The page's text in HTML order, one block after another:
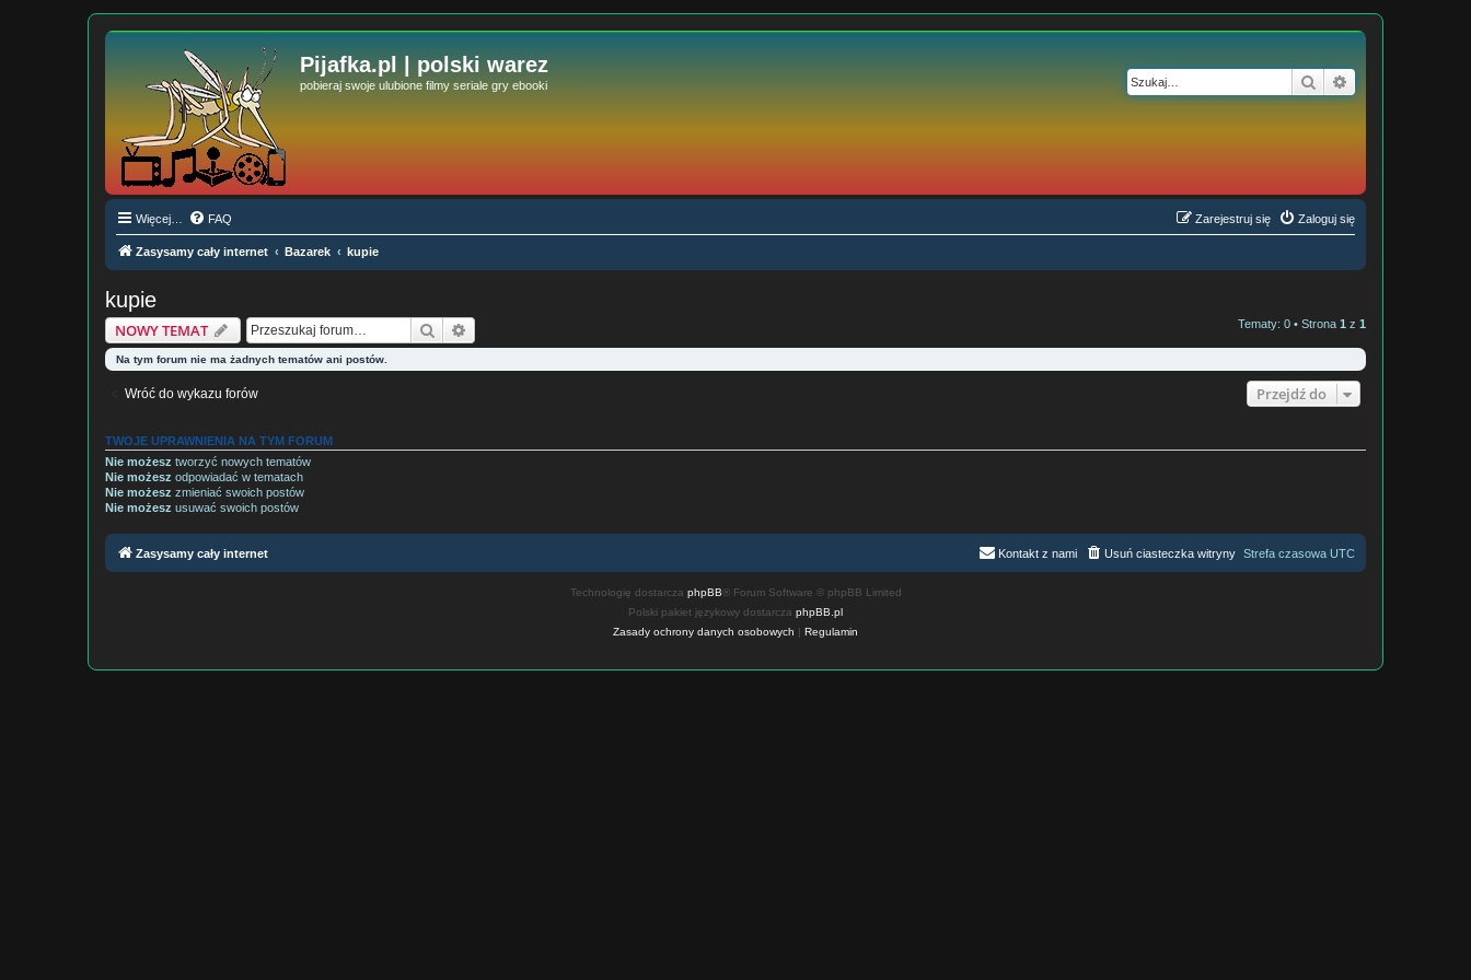
Pijafka.pl | polski warez
pobieraj swoje ulubione filmy seriale gry ebooki Szukaj
Więcej… FAQ Zaloguj się
Zarejestruj się
Zasysamy cały internet Bazarek kupie
kupie
NOWY TEMAT Szukaj Tematy: 0 • Strona 1 z 1
Na tym forum nie ma żadnych tematów ani postów.
Wróć do wykazu forów Przejdź do
TWOJE UPRAWNIENIA NA TYM FORUM
Nie możesz tworzyć nowych tematów
Nie możesz odpowiadać w tematach
Nie możesz zmieniać swoich postów
Nie możesz usuwać swoich postów
Zasysamy cały internet Strefa czasowa UTC
Usuń ciasteczka witryny
Kontakt z nami
Technologię dostarcza phpBB® Forum Software © phpBB Limited
Polski pakiet językowy dostarcza phpBB.pl
Zasady ochrony danych osobowych | Regulamin